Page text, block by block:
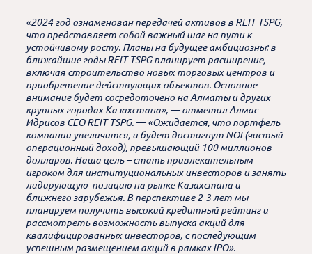
«2024 год ознаменован передачей активов в REIT TSPG,
что представляет собой важный шаг на пути к
устойчивому росту. Планы на будущее амбициозны: в
ближайшие годы REIT TSPG планирует расширение,
включая строительство новых торговых центров и
приобретение действующих объектов. Основное
внимание будет сосредоточено на Алматы и других
крупных городах Казахстана», — отметил Алмас
Идрисов CEO REIT TSPG. — «Ожидается, что портфель
компании увеличится, и будет достигнут NOI (чистый
операционный доход), превышающий 100 миллионов
долларов. Наша цель – стать привлекательным
игроком для институциональных инвесторов и занять
лидирующую позицию на рынке Казахстана и
ближнего зарубежья. В перспективе 2-3 лет мы
планируем получить высокий кредитный рейтинг и
рассмотреть возможность выпуска акций для
квалифицированных инвесторов, с последующим
успешным размещением акций в рамках IPO».